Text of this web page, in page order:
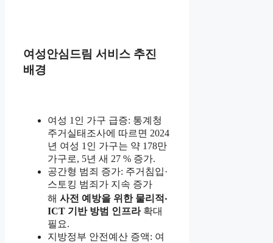
여성안심드림 서비스 추진
배경
여성 1인 가구 급증: 통계청
주거실태조사에 따르면 2024
년 여성 1인 가구는 약 178만
가구로, 5년 새 27 % 증가.
공간형 범죄 증가: 주거침입·
스토킹 범죄가 지속 증가
해 사전 예방을 위한 물리적‧
ICT 기반 방범 인프라확대
필요.
지방정부 안전예산 증액: 여